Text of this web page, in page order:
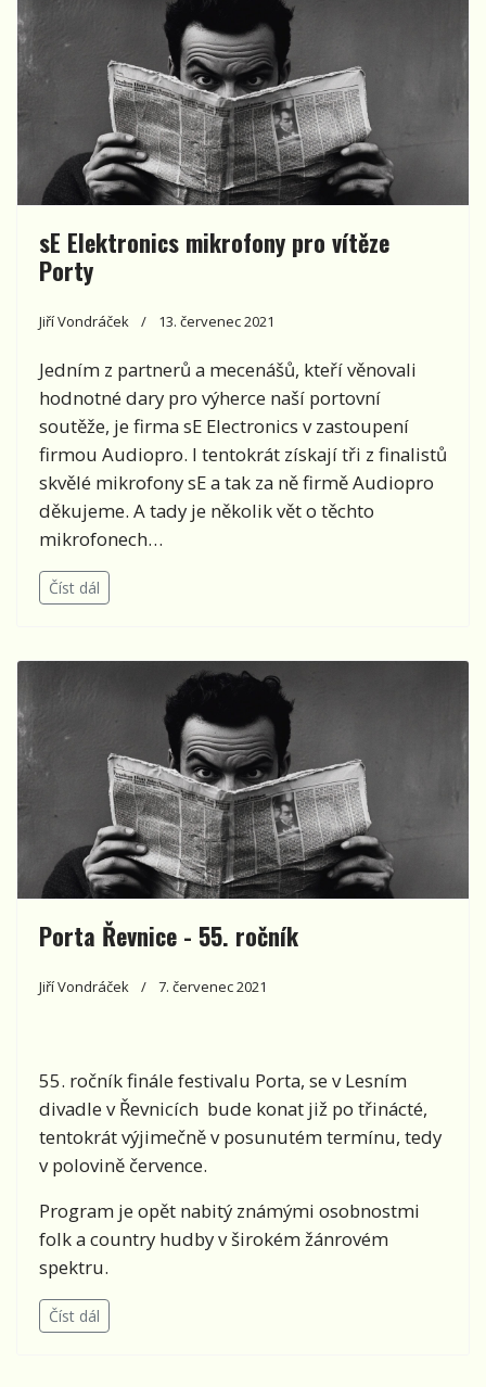
sE Elektronics mikrofony pro vítěze
Porty
Jiří Vondráček 13. červenec 2021
Jedním z partnerů a mecenášů, kteří věnovali
hodnotné dary pro výherce naší portovní
soutěže, je firma sE Electronics v zastoupení
firmou Audiopro. I tentokrát získají tři z finalistů
skvělé mikrofony sE a tak za ně firmě Audiopro
děkujeme. A tady je několik vět o těchto
mikrofonech…
Číst dál
Porta Řevnice - 55. ročník
Jiří Vondráček 7. červenec 2021
55. ročník finále festivalu Porta, se v Lesním
divadle v Řevnicích bude konat již po třinácté,
tentokrát výjimečně v posunutém termínu, tedy
v polovině července.
Program je opět nabitý známými osobnostmi
folk a country hudby v širokém žánrovém
spektru.
Číst dál